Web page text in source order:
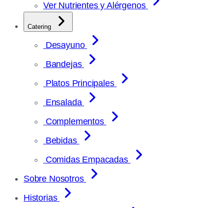
Ver Nutrientes y Alérgenos
Catering
Desayuno
Bandejas
Platos Principales
Ensalada
Complementos
Bebidas
Comidas Empacadas
Sobre Nosotros
Historias